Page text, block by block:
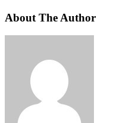
About The Author